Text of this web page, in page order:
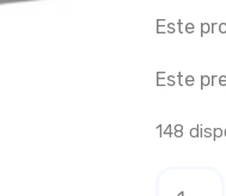
Este
Este
148